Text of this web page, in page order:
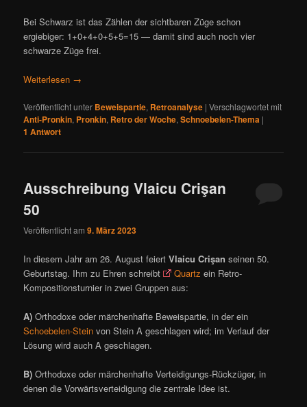
Bei Schwarz ist das Zählen der sichtbaren Züge schon
ergiebiger: 1+0+4+0+5+5=15 — damit sind auch noch vier
schwarze Züge frei.
Weiterlesen →
Veröffentlicht unter Beweispartie, Retroanalyse |Verschlagwortet mit
Anti-Pronkin, Pronkin, Retro der Woche,Schnoebelen-Thema |
1 Antwort
Ausschreibung Vlaicu Crişan
50
Veröffentlicht am9. März 2023
In diesem Jahr am 26. August feiertVlaicu Crişan seinen 50.
Geburtstag. Ihm zu Ehren schreibt
Quartz ein Retro-
Kompositionsturnier in zwei Gruppen aus:
A) Orthodoxe oder märchenhafte Beweispartie, in der ein
Schoebelen-Stein von Stein A geschlagen wird; im Verlauf der
Lösung wird auch A geschlagen.
B) Orthodoxe oder märchenhafte Verteidigungs-Rückzüger, in
denen die Vorwärtsverteidigung die zentrale Idee ist.